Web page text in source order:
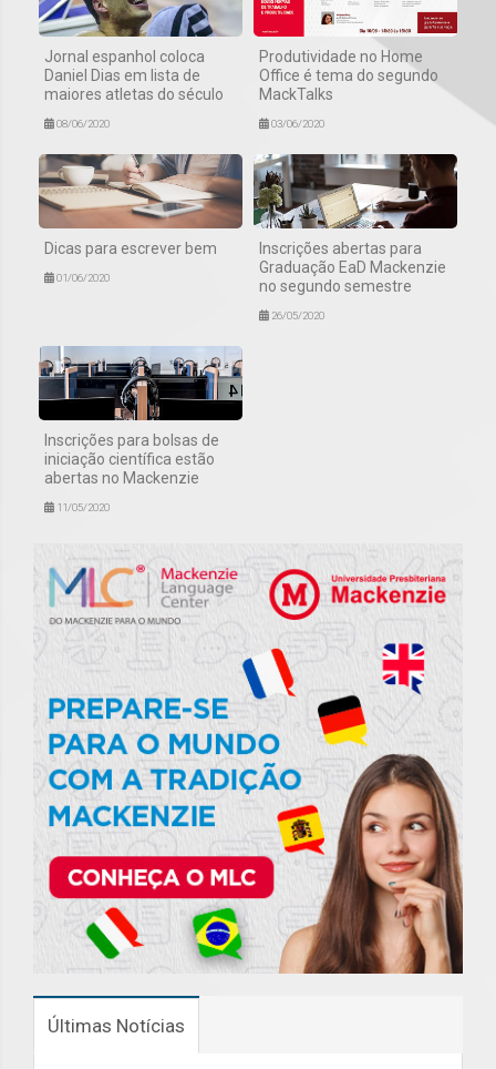
Jornal espanhol coloca
Daniel Dias em lista de
maiores atletas do século
08/06/2020
Produtividade no Home
Office é tema do segundo
MackTalks
03/06/2020
Dicas para escrever bem
01/06/2020
Inscrições abertas para
Graduação EaD Mackenzie
no segundo semestre
26/05/2020
Inscrições para bolsas de
iniciação científica estão
abertas no Mackenzie
11/05/2020
Últimas Notícias